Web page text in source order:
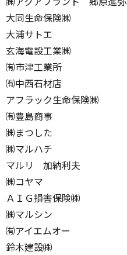
大同生命保険㈱
大浦サトエ
玄海電設工業㈱
㈲市津工業所
㈲中西石材店
アフラック生命保険㈱
㈲豊島商事
㈱まつした
㈱マルハチ
マルリ 加納利夫
㈱コヤマ
ＡＩＧ損害保険㈱
㈱マルシン
㈲アイエムオー
鈴木建設㈱